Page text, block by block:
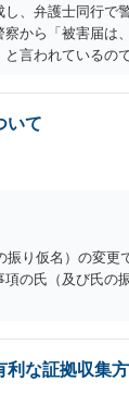
、弁護士同行で
から「被害届は
言われているの
ないですが、実
、やはり結論は
事に強い」とうた
以上、ご参考ま
いて
振り仮名）の変更
の氏（及び氏の
な証拠収集